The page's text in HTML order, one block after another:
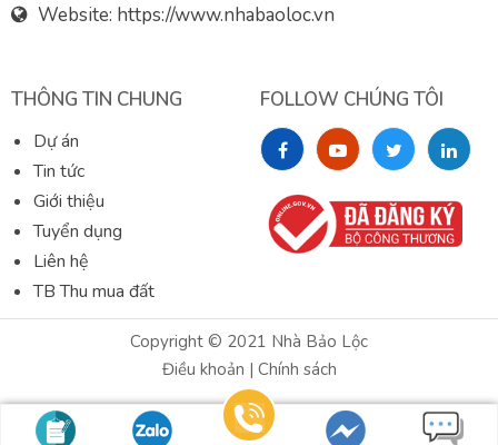
Website: https://www.nhabaoloc.vn
THÔNG TIN CHUNG
Dự án
Tin tức
Giới thiệu
Tuyển dụng
Liên hệ
TB Thu mua đất
FOLLOW CHÚNG TÔI
Copyright © 2021 Nhà Bảo Lộc
Điều khoản | Chính sách